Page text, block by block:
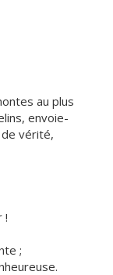
au plus
envoie-
de vérité,
!
;